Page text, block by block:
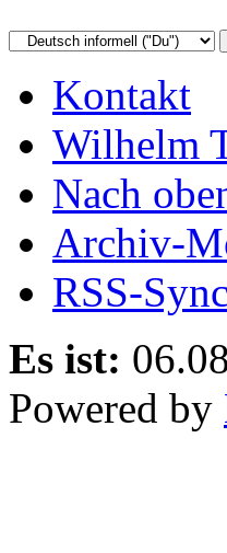
Kontakt
Wilhelm
Nach
Archiv-
RSS-
Es ist:
Powered by